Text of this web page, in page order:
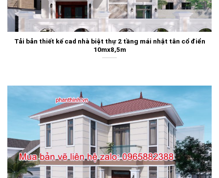
Tải bản thiết kế cad nhà biệt thự 2 tầng mái nhật tân cổ điển
10mx8,5m